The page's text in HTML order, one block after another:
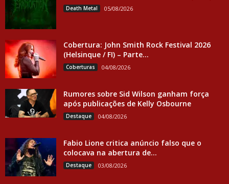
Death Metal 05/08/2026
Cobertura: John Smith Rock Festival 2026
(Helsinque / FI) – Parte...
Coberturas 04/08/2026
Rumores sobre Sid Wilson ganham força
após publicações de Kelly Osbourne
Destaque 04/08/2026
Fabio Lione critica anúncio falso que o
colocava na abertura de...
Destaque 03/08/2026